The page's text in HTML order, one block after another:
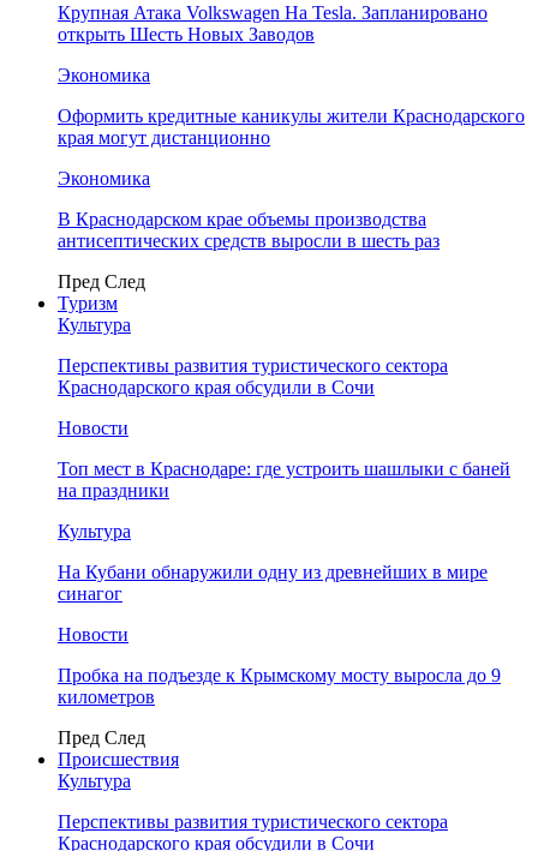
Крупная Атака Volkswagen На Tesla. Запланировано
открыть Шесть Новых Заводов
Экономика
Оформить кредитные каникулы жители Краснодарского
края могут дистанционно
Экономика
В Краснодарском крае объемы производства
антисептических средств выросли в шесть раз
Пред След
Туризм
Культура
Перспективы развития туристического сектора
Краснодарского края обсудили в Сочи
Новости
Топ мест в Краснодаре: где устроить шашлыки с баней
на праздники
Культура
На Кубани обнаружили одну из древнейших в мире
синагог
Новости
Пробка на подъезде к Крымскому мосту выросла до 9
километров
Пред След
Происшествия
Культура
Перспективы развития туристического сектора
Краснодарского края обсудили в Сочи